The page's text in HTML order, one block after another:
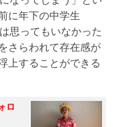
に年下の中学生
思ってもいなかった
さらわれて存在感が
上することができる
ロ